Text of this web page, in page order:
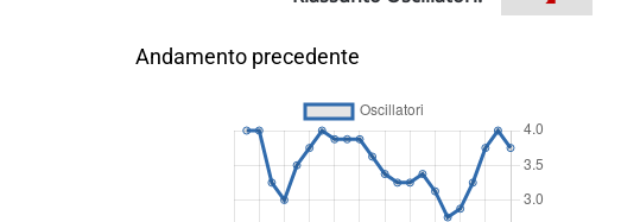
Andamento precedente